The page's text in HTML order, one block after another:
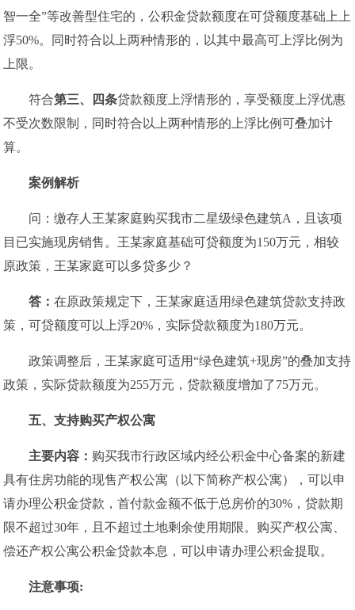
智一全”等改善型住宅的，公积金贷款额度在可贷额度基础上上
浮50%。同时符合以上两种情形的，以其中最高可上浮比例为
上限。
符合第三、四条贷款额度上浮情形的，享受额度上浮优惠
不受次数限制，同时符合以上两种情形的上浮比例可叠加计
算。
案例解析
问：缴存人王某家庭购买我市二星级绿色建筑A，且该项
目已实施现房销售。王某家庭基础可贷额度为150万元，相较
原政策，王某家庭可以多贷多少？
答：在原政策规定下，王某家庭适用绿色建筑贷款支持政
策，可贷额度可以上浮20%，实际贷款额度为180万元。
政策调整后，王某家庭可适用“绿色建筑+现房”的叠加支持
政策，实际贷款额度为255万元，贷款额度增加了75万元。
五、支持购买产权公寓
主要内容： 购买我市行政区域内经公积金中心备案的新建
具有住房功能的现售产权公寓（以下简称产权公寓），可以申
请办理公积金贷款，首付款金额不低于总房价的30%，贷款期
限不超过30年，且不超过土地剩余使用期限。购买产权公寓、
偿还产权公寓公积金贷款本息，可以申请办理公积金提取。
注意事项: